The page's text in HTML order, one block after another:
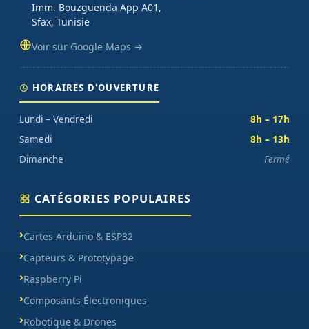
Imm. Bouzguenda App A01,
Sfax, Tunisie
Voir sur Google Maps →
HORAIRES D'OUVERTURE
Lundi – Vendredi
8h – 17h
Samedi
8h – 13h
Dimanche
Fermé
CATÉGORIES POPULAIRES
Cartes Arduino & ESP32
Capteurs & Prototypage
Raspberry Pi
Composants Électroniques
Robotique & Drones